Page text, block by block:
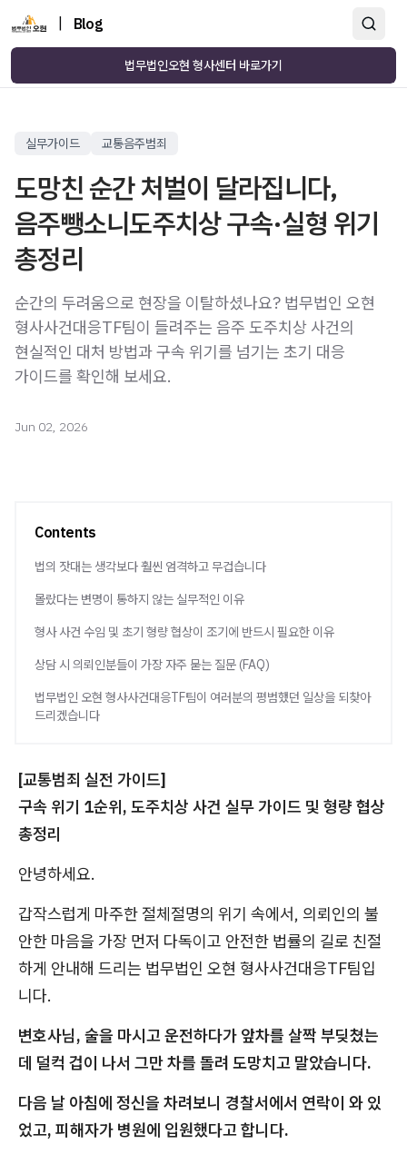
Blog
법무법인오현 형사센터 바로가기
실무가이드 교통음주범죄
도망친 순간 처벌이 달라집니다,
음주뺑소니도주치상 구속·실형 위기
총정리
순간의 두려움으로 현장을 이탈하셨나요? 법무법인 오현
형사사건대응TF팀이 들려주는 음주 도주치상 사건의
현실적인 대처 방법과 구속 위기를 넘기는 초기 대응
가이드를 확인해 보세요.
Jun 02, 2026
Contents
법의 잣대는 생각보다 훨씬 엄격하고 무겁습니다
몰랐다는 변명이 통하지 않는 실무적인 이유
형사 사건 수임 및 초기 형량 협상이 조기에 반드시 필요한 이유
상담 시 의뢰인분들이 가장 자주 묻는 질문 (FAQ)
법무법인 오현 형사사건대응TF팀이 여러분의 평범했던 일상을 되찾아
드리겠습니다
[교통범죄 실전 가이드]
구속 위기 1순위, 도주치상 사건 실무 가이드 및 형량 협상
총정리
안녕하세요.
갑작스럽게 마주한 절체절명의 위기 속에서, 의뢰인의 불
안한 마음을 가장 먼저 다독이고 안전한 법률의 길로 친절
하게 안내해 드리는 법무법인 오현 형사사건대응TF팀입
니다.
변호사님, 술을 마시고 운전하다가 앞차를 살짝 부딪쳤는
데 덜컥 겁이 나서 그만 차를 돌려 도망치고 말았습니다.
다음 날 아침에 정신을 차려보니 경찰서에서 연락이 와 있
었고, 피해자가 병원에 입원했다고 합니다.